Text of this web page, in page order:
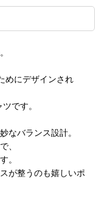
めにデザインされ
です。
なバランス設計。
、
。
が整うのも嬉しいポ